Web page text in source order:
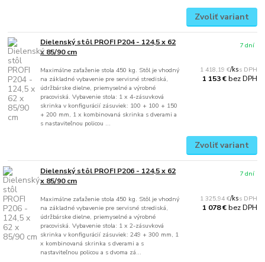
Zvoliť variant
Dielenský stôl PROFI P204 - 124,5 x 62
x 85/90 cm
Maximálne zaťaženie stola 450 kg. Stôl je vhodný
na základné vybavenie pre servisné strediská,
údržbárske dielne, priemyselné a výrobné
pracoviská. Vybavenie stola: 1 x 4-zásuvková
skrinka v konfigurácií zásuviek: 100 + 100 + 150
+ 200 mm, 1 x kombinovaná skrinka s dverami a
s nastaviteľnou policou ...
1 418,19 €/ks
1 153 €bez DPH
7 dní
Zvoliť variant
Dielenský stôl PROFI P206 - 124,5 x 62
x 85/90 cm
Maximálne zaťaženie stola 450 kg. Stôl je vhodný
na základné vybavenie pre servisné strediská,
údržbárske dielne, priemyselné a výrobné
pracoviská. Vybavenie stola: 1 x 2-zásuvková
skrinka v konfigurácií zásuviek: 249 + 300 mm, 1
x kombinovaná skrinka s dverami a s
nastaviteľnou policou a s dvoma zá...
1 325,94 €/ks
1 078 €bez DPH
7 dní